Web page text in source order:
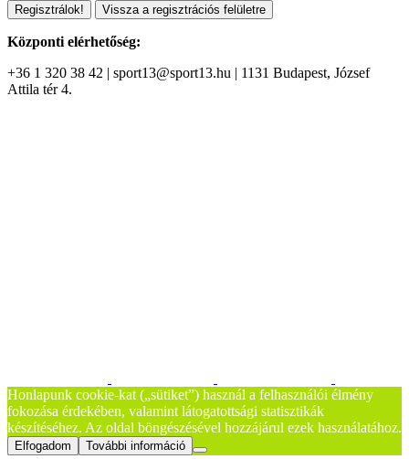
Regisztrálok! Vissza a regisztrációs felületre
Központi elérhetőség:
+36 1 320 38 42 | sport13@sport13.hu | 1131 Budapest, József
Attila tér 4.
Honlapunk cookie-kat („sütiket”) használ a felhasználói élmény
fokozása érdekében, valamint látogatottsági statisztikák
készítéséhez. Az oldal böngészésével hozzájárul ezek használatához.
Elfogadom További információ